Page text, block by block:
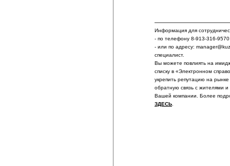
Информация для
- по телефону 8-913-316-9570
- или по адресу:
специалист.
Вы можете повлиять на
списку в «Электронном
укрепить репутацию на
обратную связь с жителями и
Вашей компании. Более
ЗДЕСЬ